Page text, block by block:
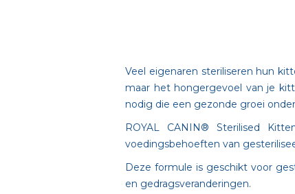
Veel eigenaren steriliseren hun
maar het hongergevoel van je
nodig die een gezonde groei
ROYAL CANIN® Sterilised
voedingsbehoeften van
Deze formule is geschikt voor
en gedragsveranderingen.